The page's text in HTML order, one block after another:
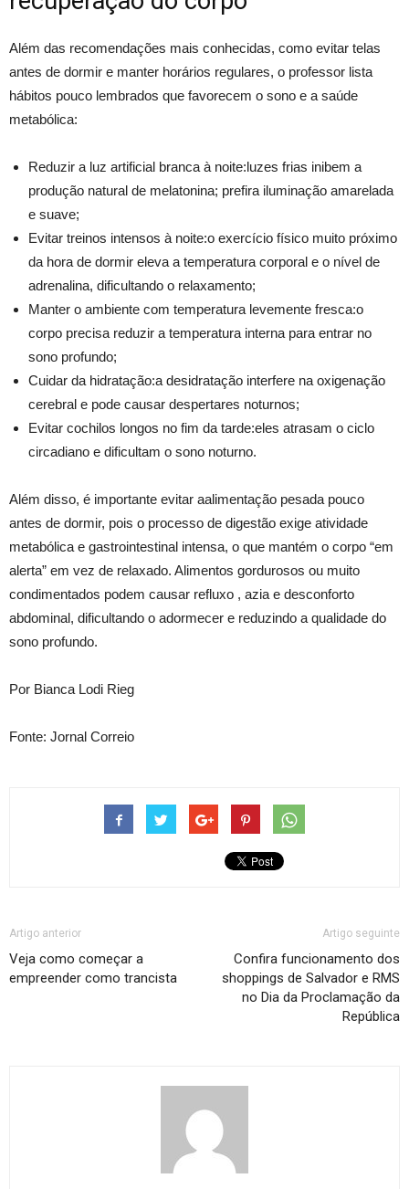
Além das recomendações mais conhecidas, como evitar telas
antes de dormir e manter horários regulares, o professor lista
hábitos pouco lembrados que favorecem o sono e a saúde
metabólica:
Reduzir a luz artificial branca à noite:luzes frias inibem a
produção natural de melatonina; prefira iluminação amarelada
e suave;
Evitar treinos intensos à noite:o exercício físico muito próximo
da hora de dormir eleva a temperatura corporal e o nível de
adrenalina, dificultando o relaxamento;
Manter o ambiente com temperatura levemente fresca:o
corpo precisa reduzir a temperatura interna para entrar no
sono profundo;
Cuidar da hidratação:a desidratação interfere na oxigenação
cerebral e pode causar despertares noturnos;
Evitar cochilos longos no fim da tarde:eles atrasam o ciclo
circadiano e dificultam o sono noturno.
Além disso, é importante evitar aalimentação pesada pouco
antes de dormir, pois o processo de digestão exige atividade
metabólica e gastrointestinal intensa, o que mantém o corpo “em
alerta” em vez de relaxado. Alimentos gordurosos ou muito
condimentados podem causar refluxo , azia e desconforto
abdominal, dificultando o adormecer e reduzindo a qualidade do
sono profundo.
Por Bianca Lodi Rieg
Fonte: Jornal Correio
Artigo anterior
Veja como começar a
empreender como trancista
Artigo seguinte
Confira funcionamento dos
shoppings de Salvador e RMS
no Dia da Proclamação da
República